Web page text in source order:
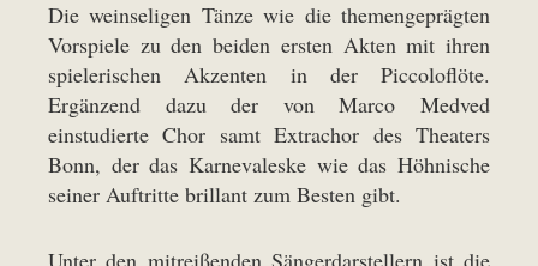
Die weinseligen Tänze wie die themengeprägten
Vorspiele zu den beiden ersten Akten mit ihren
spielerischen Akzenten in der Piccoloflöte.
Ergänzend dazu der von Marco Medved
einstudierte Chor samt Extrachor des Theaters
Bonn, der das Karnevaleske wie das Höhnische
seiner Auftritte brillant zum Besten gibt.